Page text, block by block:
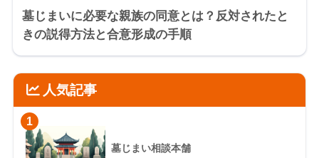
墓じまいに必要な親族の同意とは？反対されたと
きの説得方法と合意形成の手順
人気記事
1
墓じまい相談本舗